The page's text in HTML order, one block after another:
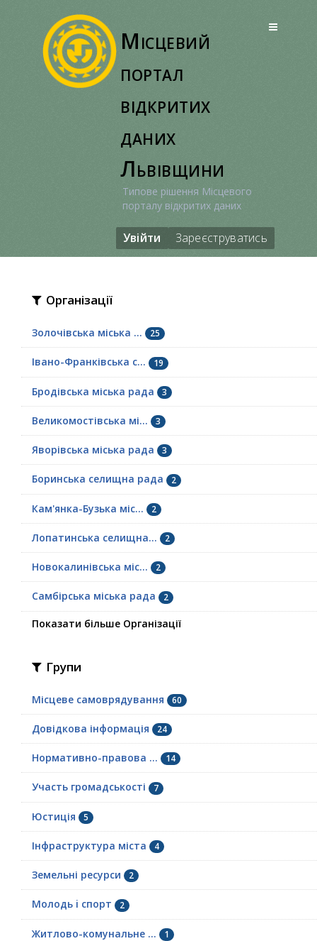
Місцевий
портал
відкритих
даних
Львівщини
Типове рішення Місцевого
порталу відкритих даних
Увійти Зареєструватись
Організації
Золочівська міська ... 25
Івано-Франківська с... 19
Бродівська міська рада 3
Великомостівська мі... 3
Яворівська міська рада 3
Боринська селищна рада 2
Кам'янка-Бузька міс... 2
Лопатинська селищна... 2
Новокалинівська міс... 2
Самбірська міська рада 2
Показати більше Організації
Групи
Місцеве самоврядування 60
Довідкова інформація 24
Нормативно-правова ... 14
Участь громадськості 7
Юстиція 5
Інфраструктура міста 4
Земельні ресурси 2
Молодь i спорт 2
Житлово-комунальне ... 1